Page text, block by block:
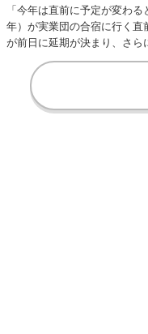
「今年は直前に予定が変わ
年）が実業団の合宿に行く直
が前日に延期が決まり、さら
ら……。まさに“…